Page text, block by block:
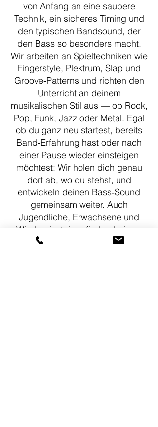
von Anfang an eine saubere
Technik, ein sicheres Timing und
den typischen Bandsound, der
den Bass so besonders macht.
Wir arbeiten an Spieltechniken wie
Fingerstyle, Plektrum, Slap und
Groove‑Patterns und richten den
Unterricht an deinem
musikalischen Stil aus — ob Rock,
Pop, Funk, Jazz oder Metal. Egal
ob du ganz neu startest, bereits
Band‑Erfahrung hast oder nach
einer Pause wieder einsteigen
möchtest: Wir holen dich genau
dort ab, wo du stehst, und
entwickeln deinen Bass‑Sound
gemeinsam weiter. Auch
Jugendliche, Erwachsene und
Wiedereinsteiger finden bei uns
den idealen Einstieg.​​